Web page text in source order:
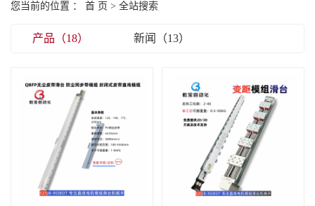
您当前的位置 ： 首 页 > 全站搜索
产品（18） 新闻（13）